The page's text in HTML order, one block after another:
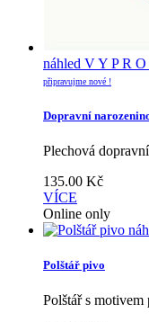
náhled V Y P R
připravujme nové !
Dopravní
Plechová
135.00 Kč
VÍCE
Online only
Polštář pivo
Polštář s motivem